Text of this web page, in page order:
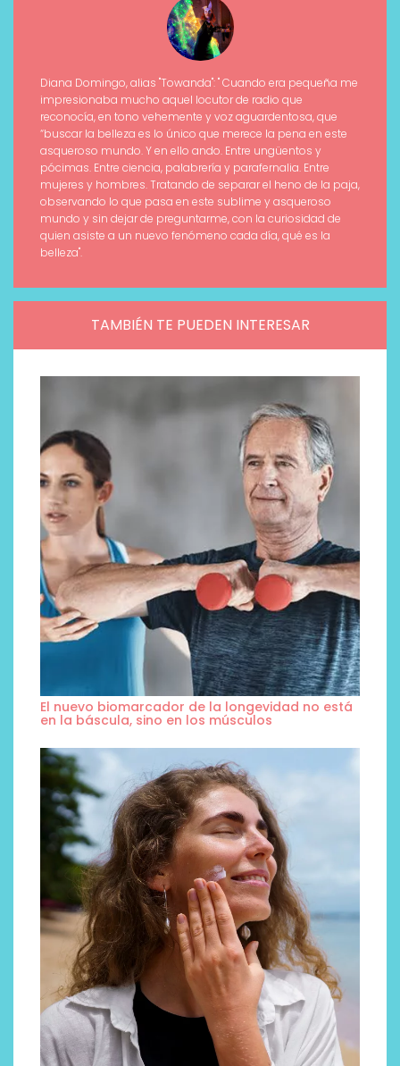
Diana Domingo, alias "Towanda": " Cuando era pequeña me
impresionaba mucho aquel locutor de radio que
reconocía, en tono vehemente y voz aguardentosa, que
“buscar la belleza es lo único que merece la pena en este
asqueroso mundo. Y en ello ando. Entre ungüentos y
pócimas. Entre ciencia, palabrería y parafernalia. Entre
mujeres y hombres. Tratando de separar el heno de la paja,
observando lo que pasa en este sublime y asqueroso
mundo y sin dejar de preguntarme, con la curiosidad de
quien asiste a un nuevo fenómeno cada día, qué es la
belleza".
TAMBIÉN TE PUEDEN INTERESAR
El nuevo biomarcador de la longevidad no está
en la báscula, sino en los músculos